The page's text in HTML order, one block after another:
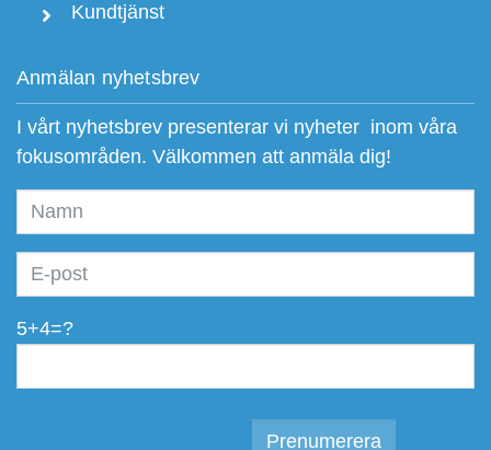
Kundtjänst
Anmälan nyhetsbrev
I vårt nyhetsbrev presenterar vi nyheter inom våra
fokusområden. Välkommen att anmäla dig!
5+4=?